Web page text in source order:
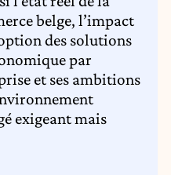
belge, l’impact
des solutions
par
et ses ambitions
exigeant mais